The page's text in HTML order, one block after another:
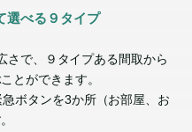
選べる９タイプ
さで、９タイプある間取から
とができます。
ボタンを3か所（お部屋、お